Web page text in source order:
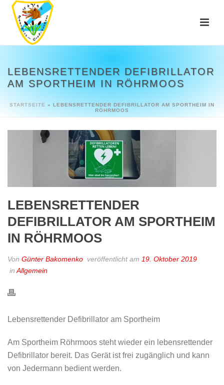
LEBENSRETTENDER DEFIBRILLATOR
AM SPORTHEIM IN RÖHRMOOS
STARTSEITE » LEBENSRETTENDER DEFIBRILLATOR AM SPORTHEIM IN
RÖHRMOOS
LEBENSRETTENDER
DEFIBRILLATOR AM SPORTHEIM
IN RÖHRMOOS
Von Günter Bakomenko veröffentlicht am 19. Oktober 2019
in Allgemein
Lebensrettender Defibrillator am Sportheim
Am Sportheim Röhrmoos steht wieder ein lebensrettender
Defibrillator bereit. Das Gerät ist frei zugänglich und kann
von Jedermann bedient werden.